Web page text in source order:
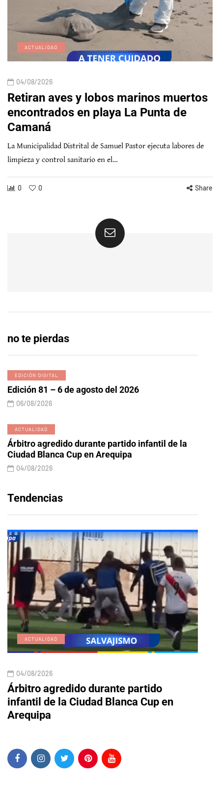
ACTUALIDAD
04/08/2026
Retiran aves y lobos marinos muertos
encontrados en playa La Punta de
Camaná
La Municipalidad Distrital de Samuel Pastor ejecuta labores de
limpieza y control sanitario en el…
0 0 Share
no te pierdas
EDICIÓN DIGITAL
Edición 81 – 6 de agosto del 2026
06/08/2026
ACTUALIDAD
Árbitro agredido durante partido infantil de la
Ciudad Blanca Cup en Arequipa
04/08/2026
Tendencias
ACTUALIDAD
04/08/2026
Árbitro agredido durante partido
infantil de la Ciudad Blanca Cup en
Arequipa